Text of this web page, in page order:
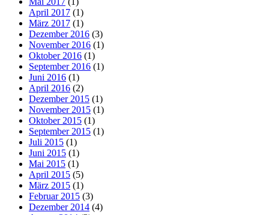
April 2017 (1)
März 2017 (1)
Dezember 2016 (3)
November 2016 (1)
Oktober 2016 (1)
September 2016 (1)
Juni 2016 (1)
April 2016 (2)
Dezember 2015 (1)
November 2015 (1)
Oktober 2015 (1)
September 2015 (1)
Juli 2015 (1)
Juni 2015 (1)
Mai 2015 (1)
April 2015 (5)
März 2015 (1)
Februar 2015 (3)
Dezember 2014 (4)